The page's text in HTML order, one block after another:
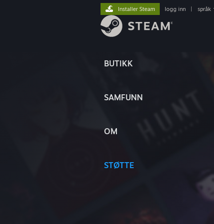
BUTIKK
SAMFUNN
OM
STØTTE
Installer Steam logg inn språk